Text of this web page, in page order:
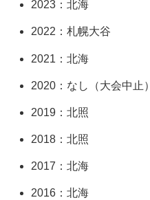
2023：北海
2022：札幌大谷
2021：北海
2020：なし（大会中止）
2019：北照
2018：北照
2017：北海
2016：北海